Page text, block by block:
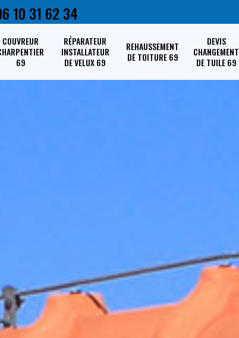
10 31 62 34
COUVREUR
69
RÉPARATEUR
INSTALLATEUR
DE VELUX 69
REHAUSSEMENT
DE TOITURE 69
DEVIS
CHANGEMENT
DE TUILE 69